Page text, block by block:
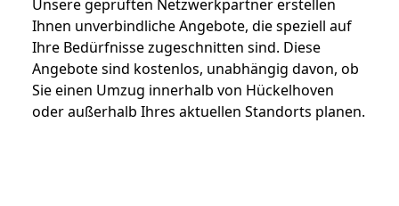
Unsere geprüften Netzwerkpartner erstellen
Ihnen unverbindliche Angebote, die speziell auf
Ihre Bedürfnisse zugeschnitten sind. Diese
Angebote sind kostenlos, unabhängig davon, ob
Sie einen Umzug innerhalb von Hückelhoven
oder außerhalb Ihres aktuellen Standorts planen.